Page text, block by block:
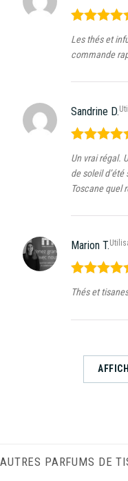
Note5
sur
5
Les thés et
commande
Sandrine D.
Note
5
Un vrai régal.
de soleil
Toscane quel
Marion T.
Note 5sur
5
Thés et
AUTRES PARFUMS DE